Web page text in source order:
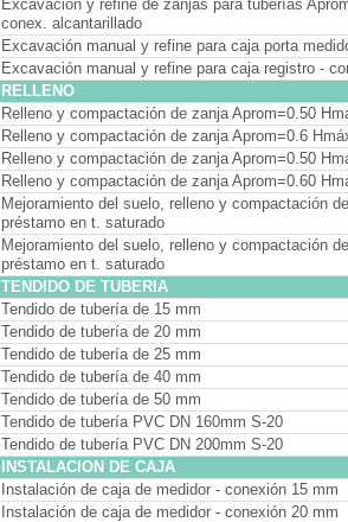
Excavación y refine de zanjas para tuberías
conex. alcantarillado
Excavación manual y refine para caja porta
Excavación manual y refine para caja registro -
RELLENO
Relleno y compactación de zanja Aprom=0.50
Relleno y compactación de zanja Aprom=0.6
Relleno y compactación de zanja Aprom=0.50
Relleno y compactación de zanja Aprom=0.60
Mejoramiento del suelo, relleno y compactación
préstamo en t. saturado
Mejoramiento del suelo, relleno y compactación
préstamo en t. saturado
TENDIDO DE TUBERIA
Tendido de tubería de 15 mm
Tendido de tubería de 20 mm
Tendido de tubería de 25 mm
Tendido de tubería de 40 mm
Tendido de tubería de 50 mm
Tendido de tubería PVC DN 160mm S-20
Tendido de tubería PVC DN 200mm S-20
INSTALACION DE CAJA
Instalación de caja de medidor - conexión 15 mm
Instalación de caja de medidor - conexión 20 mm